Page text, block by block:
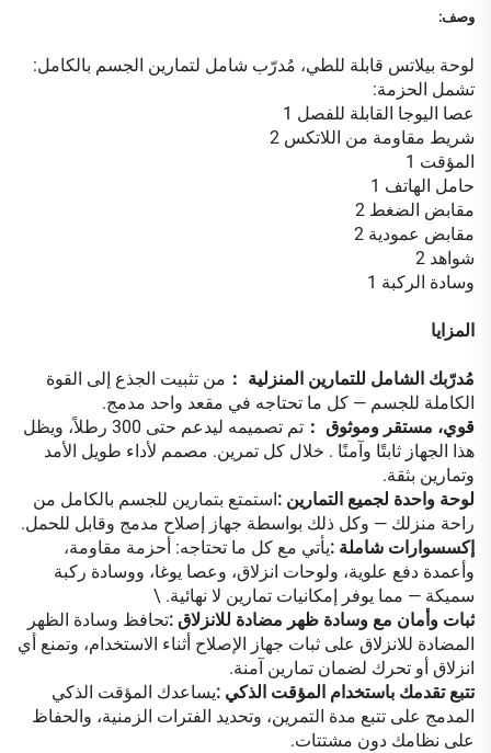
وصف:
لوحة بيلاتس قابلة للطي، مُدرّب شامل لتمارين الجسم بالكامل:
تشمل الحزمة:
عصا اليوجا القابلة للفصل 1
شريط مقاومة من اللاتكس 2
المؤقت 1
حامل الهاتف 1
مقابض الضغط 2
مقابض عمودية 2
شواهد 2
وسادة الركبة 1
المزايا
مُدرّبك الشامل للتمارين المنزلية ： من تثبيت الجذع إلى القوة
الكاملة للجسم — كل ما تحتاجه في مقعد واحد مدمج.
قوي، مستقر وموثوق ：
تم تصميمه ليدعم حتى 300 رطلاً، ويظل
هذا الجهاز ثابتًا وآمنًا . خلال كل تمرين. مصمم لأداء طويل الأمد
وتمارين بثقة.
لوحة واحدة لجميع التمارين : استمتع بتمارين للجسم بالكامل من
راحة منزلك — وكل ذلك بواسطة جهاز إصلاح مدمج وقابل للحمل.
إكسسوارات شاملة :يأتي مع كل ما تحتاجه: أحزمة مقاومة،
وأعمدة دفع علوية، ولوحات انزلاق، وعصا يوغا، ووسادة ركبة
سميكة — مما يوفر إمكانيات تمارين لا نهائية. \
ثبات وأمان مع وسادة ظهر مضادة للانزلاق :تحافظ وسادة الظهر
المضادة للانزلاق على ثبات جهاز الإصلاح أثناء الاستخدام، وتمنع أي
انزلاق أو تحرك لضمان تمارين آمنة.
تتبع تقدمك باستخدام المؤقت الذكي :يساعدك المؤقت الذكي
المدمج على تتبع مدة التمرين، وتحديد الفترات الزمنية، والحفاظ
على نظامك دون مشتتات.